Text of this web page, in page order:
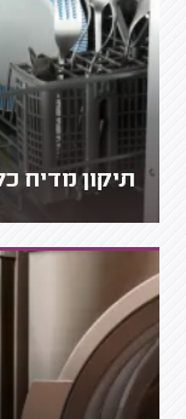
תיקון מדיח